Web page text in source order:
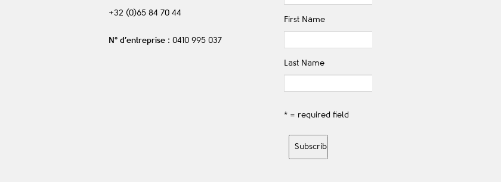
+32 (0)65 84 70 44
N° d’entreprise : 0410 995 037
First Name
Last Name
* = required field